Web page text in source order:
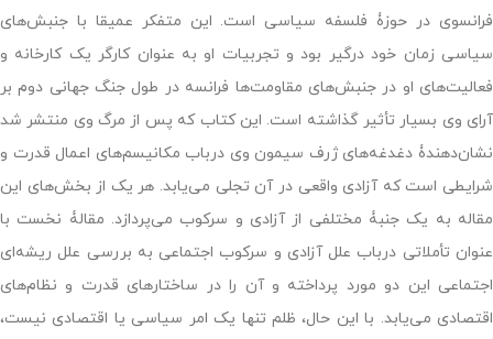
فرانسوی در حوزۀ فلسفه سیاسی است. این متفکر عمیقا با جنبش‌های
سیاسی زمان خود درگیر بود و تجربیات او به عنوان کارگر یک کارخانه و
فعالیت‌های او در جنبش‌های مقاومت‌ها فرانسه در طول جنگ جهانی دوم بر
آرای وی بسیار تأثیر گذاشته است. این کتاب که پس از مرگ وی منتشر شد
نشان‌دهندۀ دغدغه‌های ژرف سیمون وی درباب مکانیسم‌های اعمال قدرت و
شرایطی است که آزادی واقعی در آن تجلی می‌یابد. هر یک از بخش‌های این
مقاله به یک جنبۀ مختلفی از آزادی و سرکوب می‌پردازد. مقالۀ نخست با
عنوان تأملاتی درباب علل آزادی و سرکوب اجتماعی به بررسی علل ریشه‌ای
اجتماعی این دو مورد پرداخته و آن را در ساختارهای قدرت و نظام‌های
اقتصادی می‌یابد. با این حال، ظلم تنها یک امر سیاسی یا اقتصادی نیست،